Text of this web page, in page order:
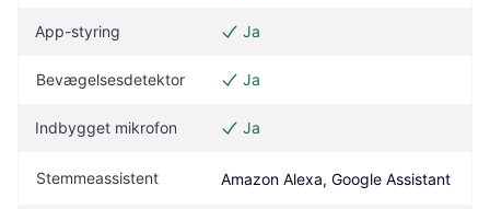
App-styring Ja
Bevægelsesdetektor Ja
Indbygget mikrofon Ja
Stemmeassistent Amazon Alexa, Google Assistant